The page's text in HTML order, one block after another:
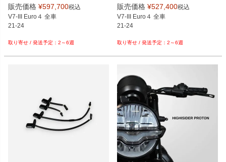
RVRS0074：クローム
RVRS0070：セラミックブラック
販売価格 ¥597,700税込
V7-III Euro４ 全車
21-24
2～6週
RVRS0075：クローム
RVRS0071：セラミックブラック
販売価格 ¥527,400税込
V7-III Euro４ 全車
21-24
2～6週